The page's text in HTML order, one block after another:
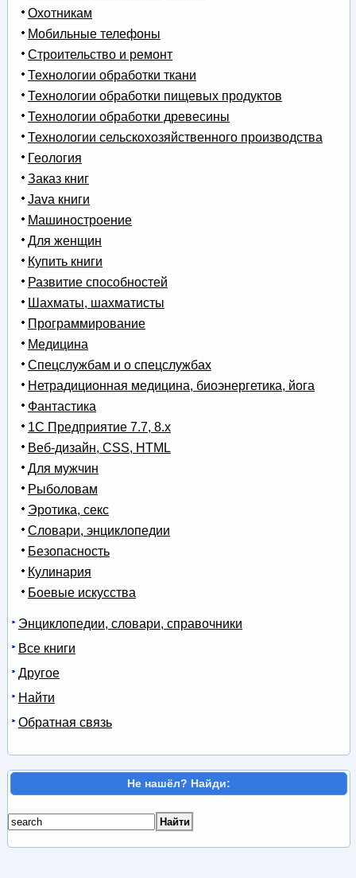
Охотникам
Мобильные телефоны
Строительство и ремонт
Технологии обработки ткани
Технологии обработки пищевых продуктов
Технологии обработки древесины
Технологии сельскохозяйственного производства
Геология
Заказ книг
Java книги
Машиностроение
Для женщин
Купить книги
Развитие способностей
Шахматы, шахматисты
Программирование
Медицина
Спецслужбам и о спецслужбах
Нетрадиционная медицина, биоэнергетика, йога
Фантастика
1С Предприятие 7.7, 8.x
Веб-дизайн, CSS, HTML
Для мужчин
Рыболовам
Эротика, секс
Словари, энциклопедии
Безопасность
Кулинария
Боевые искусства
Энциклопедии, словари, справочники
Все книги
Другое
Найти
Обратная связь
Не нашёл? Найди: